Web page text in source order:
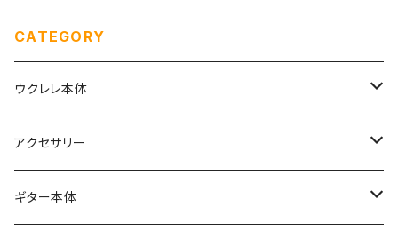
CATEGORY
ウクレレ本体
ソプラノ
初めてのソプラノ（１〜６万円まで）
ソプラノロングネック
アクセサリー
弦
ギター本体